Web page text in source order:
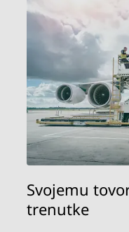
Svojemu
trenutke